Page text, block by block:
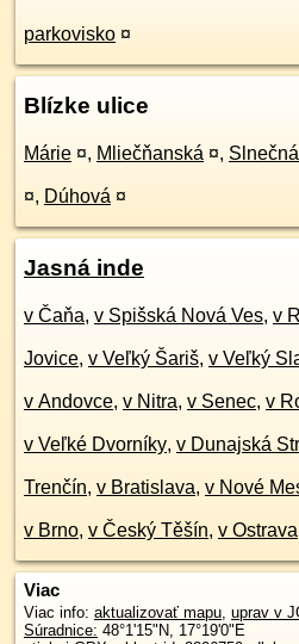
parkovisko ¤
Blízke ulice
Márie ¤, Mliečňanská ¤, Slnečná
¤, Dúhová ¤
Jasná inde
v Čaňa, v Spišská Nová Ves, v
Jovice, v Veľký Šariš, v Veľký
v Andovce, v Nitra, v Senec, v
v Veľké Dvorníky, v Dunajská
Trenčín, v Bratislava, v Nové
v Brno, v Český Těšín, v Ostrava
Viac
Viac info: aktualizovať mapu, uprav v
Súradnice: 48°1'15"N, 17°19'0"E